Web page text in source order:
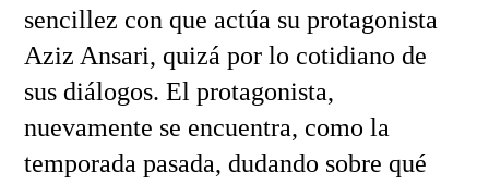
sencillez con que actúa su protagonista
Aziz Ansari, quizá por lo cotidiano de
sus diálogos. El protagonista,
nuevamente se encuentra, como la
temporada pasada, dudando sobre qué